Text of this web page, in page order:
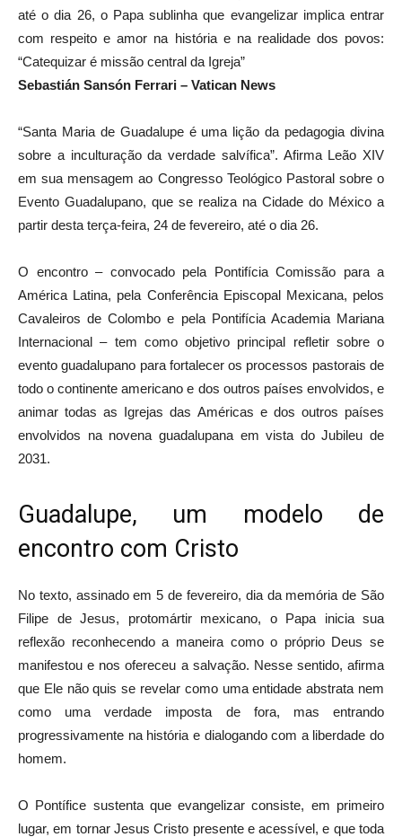
até o dia 26, o Papa sublinha que evangelizar implica entrar
com respeito e amor na história e na realidade dos povos:
“Catequizar é missão central da Igreja”
Sebastián Sansón Ferrari – Vatican News
“Santa Maria de Guadalupe é uma lição da pedagogia divina
sobre a inculturação da verdade salvífica”. Afirma Leão XIV
em sua mensagem ao Congresso Teológico Pastoral sobre o
Evento Guadalupano, que se realiza na Cidade do México a
partir desta terça-feira, 24 de fevereiro, até o dia 26.
O encontro – convocado pela Pontifícia Comissão para a
América Latina, pela Conferência Episcopal Mexicana, pelos
Cavaleiros de Colombo e pela Pontifícia Academia Mariana
Internacional – tem como objetivo principal refletir sobre o
evento guadalupano para fortalecer os processos pastorais de
todo o continente americano e dos outros países envolvidos, e
animar todas as Igrejas das Américas e dos outros países
envolvidos na novena guadalupana em vista do Jubileu de
2031.
Guadalupe, um modelo de
encontro com Cristo
No texto, assinado em 5 de fevereiro, dia da memória de São
Filipe de Jesus, protomártir mexicano, o Papa inicia sua
reflexão reconhecendo a maneira como o próprio Deus se
manifestou e nos ofereceu a salvação. Nesse sentido, afirma
que Ele não quis se revelar como uma entidade abstrata nem
como uma verdade imposta de fora, mas entrando
progressivamente na história e dialogando com a liberdade do
homem.
O Pontífice sustenta que evangelizar consiste, em primeiro
lugar, em tornar Jesus Cristo presente e acessível, e que toda